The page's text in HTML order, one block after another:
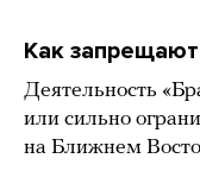
Как
Деятельность
или сильно
на Ближнем